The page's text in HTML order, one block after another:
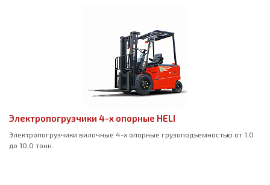
Электропогрузчики 4-х опорные HELI
Электропогрузчики вилочные 4-х опорные грузоподъемностью от 1,0
до 10,0 тонн.